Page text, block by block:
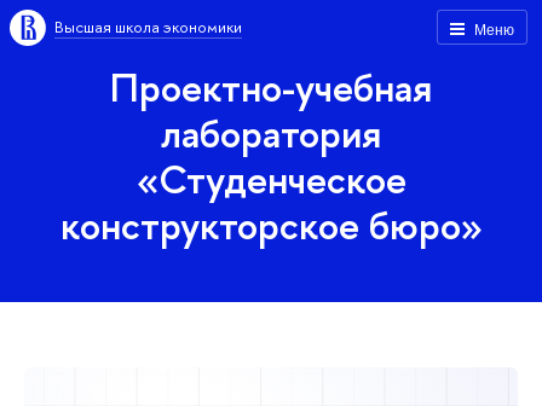
Меню
Высшая школа экономики
Проектно-учебная
лаборатория
«Студенческое
конструкторское бюро»